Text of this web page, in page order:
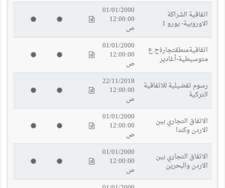
اتفاقية الشراكة
الاوروبية- يورو 1
01/01/2000
12:00:00
ص
اتفاقيةمنطقتجارةح.ع
متوسيطية-أغادير
01/01/2000
12:00:00
ص
رسوم تفضيلية للاتفاقية
التركية
22/11/2018
12:00:00
ص
الاتفاق التجاري بين
الاردن وكندا
01/01/2000
12:00:00
ص
الاتفاق التجاري بين
الاردن والبحرين
01/01/2000
12:00:00
ص